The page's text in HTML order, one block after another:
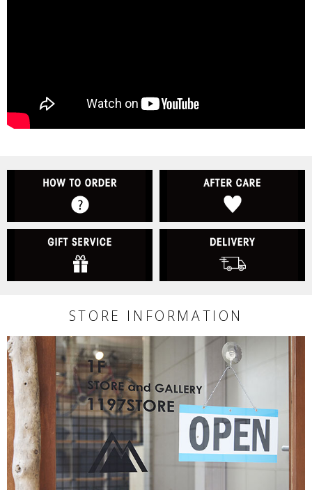
HOW TO ORDER
STORE INFORMATION